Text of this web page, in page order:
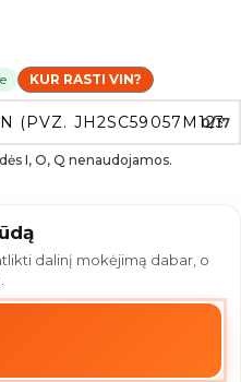
KUR RASTI VIN?
0/17
I, O, Q nenaudojamos.
dalinį mokėjimą dabar, o